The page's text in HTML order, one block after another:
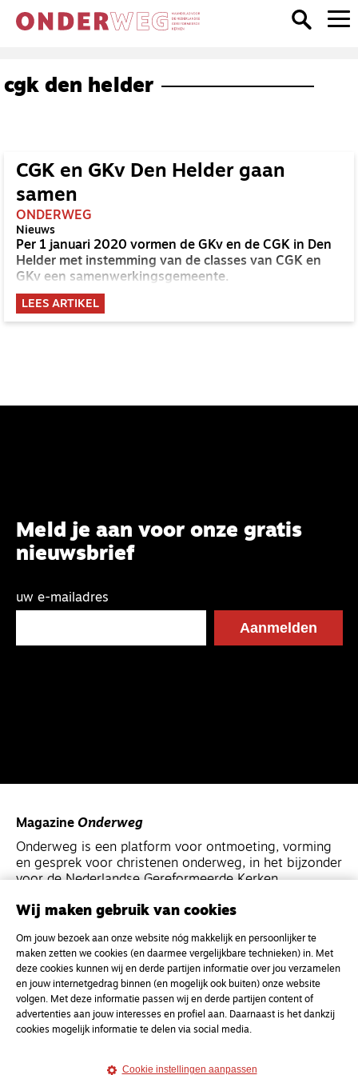
cgk den helder
CGK en GKv Den Helder gaan
samen
ONDERWEG
Nieuws
Per 1 januari 2020 vormen de GKv en de CGK in Den
Helder met instemming van de classes van CGK en
GKv een samenwerkingsgemeente.
LEES ARTIKEL
Meld je aan voor onze gratis
nieuwsbrief
uw e-mailadres
Magazine Onderweg
Onderweg is een platform voor ontmoeting, vorming
en gesprek voor christenen onderweg, in het bijzonder
voor de Nederlandse Gereformeerde Kerken.
Magazine
Onderweg
Kvk-nummer 33277063
NL46 INGB 0117 5827 86
info@onderwegonline.nl
Wij maken gebruik van cookies
Om jouw bezoek aan onze website nóg makkelijk en persoonlijker te
maken zetten we cookies (en daarmee vergelijkbare technieken) in. Met
deze cookies kunnen wij en derde partijen informatie over jou verzamelen
en jouw internetgedrag binnen (en mogelijk ook buiten) onze website
volgen. Met deze informatie passen wij en derde partijen content of
advertenties aan jouw interesses en profiel aan. Daarnaast is het dankzij
cookies mogelijk informatie te delen via social media.
Cookie instellingen aanpassen